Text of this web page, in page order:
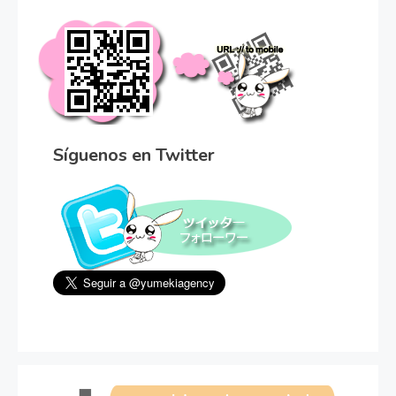
Síguenos en Twitter